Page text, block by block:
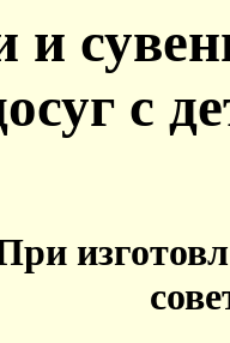
и
с